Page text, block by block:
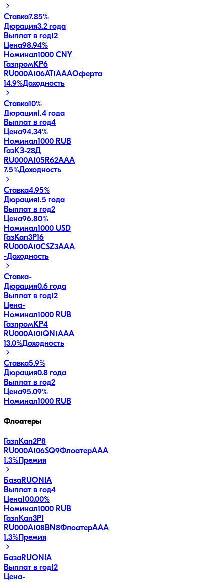
Ставка7.85%
Дюрация3.2 года
Выплат в год12
Цена98.94%
Номинал1000 CNY
ГазпромКP6
RU000A106AT1AAAОферта
14.9%Доходность
Ставка10%
Дюрация1.4 года
Выплат в год4
Цена94.34%
Номинал1000 RUB
ГазКЗ-28Д
RU000A105R62AAA
7.5%Доходность
Ставка4.95%
Дюрация1.5 года
Выплат в год2
Цена96.80%
Номинал1000 USD
ГазКап3P16
RU000A10CSZ3AAA
-Доходность
Ставка-
Дюрация0.6 года
Выплат в год12
Цена-
Номинал1000 RUB
ГазпромКP4
RU000A101QN1AAA
13.0%Доходность
Ставка5.9%
Дюрация0.8 года
Выплат в год2
Цена95.09%
Номинал1000 RUB
Флоатеры
ГазпКап2P8
RU000A106SQ9ФлоатерAAA
1.3%Премия
БазаRUONIA
Выплат в год4
Цена100.00%
Номинал1000 RUB
ГазпКап3P1
RU000A108BN8ФлоатерAAA
1.3%Премия
БазаRUONIA
Выплат в год12
Цена-